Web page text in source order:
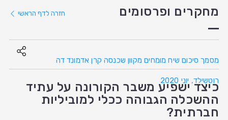
חזרה לדף הראשי מחקרים ופרסומים
מסמך סיכום שיח מומחים מקוון שכנסה קרן אדמונד דה
רוטשילד, יוני 2020
כיצד ישפיע משבר הקורונה על עתיד
ההשכלה הגבוהה ככלי למוביליות
חברתית?